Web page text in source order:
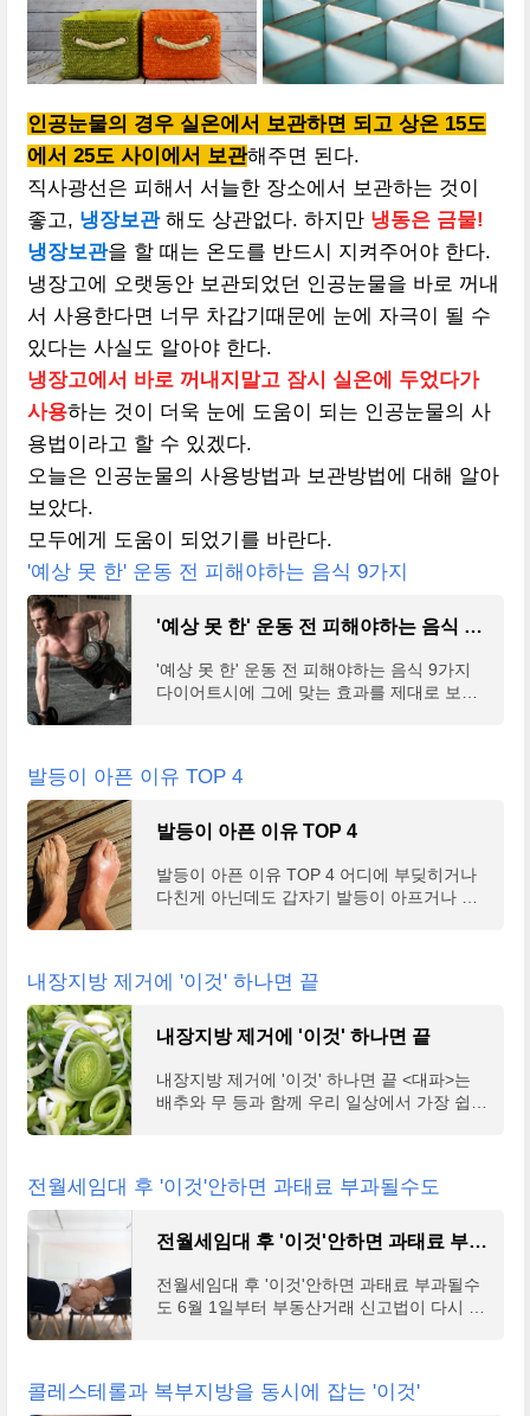
인공눈물의 경우 실온에서 보관하면 되고 상온 15도
에서 25도 사이에서 보관해주면 된다.
직사광선은 피해서 서늘한 장소에서 보관하는 것이
좋고, 냉장보관해도 상관없다. 하지만 냉동은 금물!
냉장보관을 할 때는 온도를 반드시 지켜주어야 한다.
냉장고에 오랫동안 보관되었던 인공눈물을 바로 꺼내
서 사용한다면 너무 차갑기때문에 눈에 자극이 될 수
있다는 사실도 알아야 한다.
냉장고에서 바로 꺼내지말고 잠시 실온에 두었다가
사용하는 것이 더욱 눈에 도움이 되는 인공눈물의 사
용법이라고 할 수 있겠다.
오늘은 인공눈물의 사용방법과 보관방법에 대해 알아
보았다.
모두에게 도움이 되었기를 바란다.
'예상 못 한' 운동 전 피해야하는 음식 9가지
'예상 못 한' 운동 전 피해야하는 음식 9가지
'예상 못 한' 운동 전 피해야하는 음식 9가지
다이어트시에 그에 맞는 효과를 제대로 보기
발등이 아픈 이유 TOP 4
발등이 아픈 이유 TOP 4
발등이 아픈 이유 TOP 4 어디에 부딪히거나
다친게 아닌데도 갑자기 발등이 아프거나 혹
내장지방 제거에 '이것' 하나면 끝
내장지방 제거에 '이것' 하나면 끝
내장지방 제거에 '이것' 하나면 끝 <대파>는
배추와 무 등과 함께 우리 일상에서 가장 쉽게
전월세임대 후 '이것'안하면 과태료 부과될수도
전월세임대 후 '이것'안하면 과태료 부과될수도
전월세임대 후 '이것'안하면 과태료 부과될수
도 6월 1일부터 부동산거래 신고법이 다시 바
콜레스테롤과 복부지방을 동시에 잡는 '이것'